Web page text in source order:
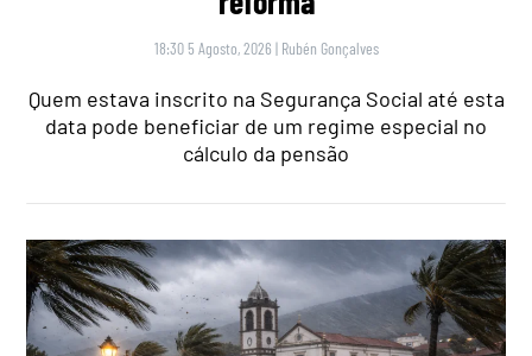
18:30 5 Agosto, 2026 | Rubén Gonçalves
Quem estava inscrito na Segurança Social até esta
data pode beneficiar de um regime especial no
cálculo da pensão